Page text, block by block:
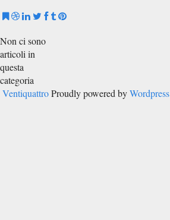
Non ci sono
articoli in
questa
categoria
Ventiquattro Proudly powered byWordpress